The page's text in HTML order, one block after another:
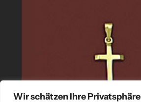
Wir schätzen Ihre Privatsphäre